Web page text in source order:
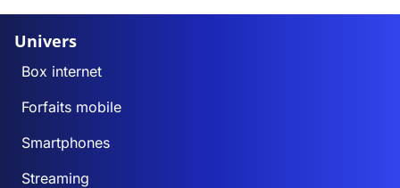
Univers
Box internet
Forfaits mobile
Smartphones
Streaming